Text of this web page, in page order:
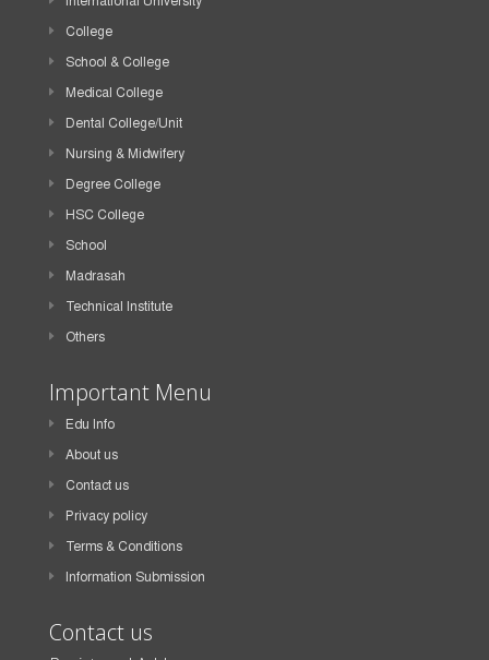
College
School & College
Medical College
Dental College/Unit
Nursing & Midwifery
Degree College
HSC College
School
Madrasah
Technical Institute
Others
Important Menu
Edu Info
About us
Contact us
Privacy policy
Terms & Conditions
Information Submission
Contact us